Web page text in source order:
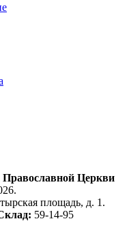
Церкви
площадь, д. 1.
59-14-95